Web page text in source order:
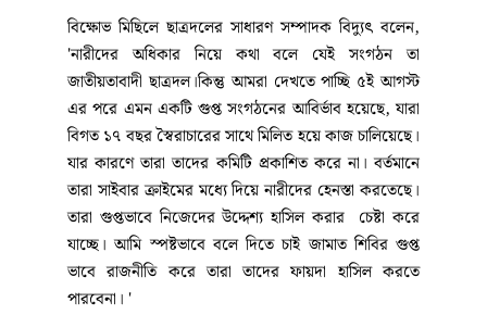
বিক্ষোভ মিছিলে ছাত্রদলের সাধারণ সম্পাদক বিদ্যুৎ বলেন,
'নারীদের অধিকার নিয়ে কথা বলে যেই সংগঠন তা
জাতীয়তাবাদী ছাত্রদল।কিন্তু আমরা দেখতে পাচ্ছি ৫ই আগস্ট
এর পরে এমন একটি গুপ্ত সংগঠনের আবির্ভাব হয়েছে, যারা
বিগত ১৭ বছর স্বৈরাচারের সাথে মিলিত হয়ে কাজ চালিয়েছে।
যার কারণে তারা তাদের কমিটি প্রকাশিত করে না। বর্তমানে
তারা সাইবার ক্রাইমের মধ্যে দিয়ে নারীদের হেনস্তা করতেছে।
তারা গুপ্তভাবে নিজেদের উদ্দেশ্য হাসিল করার চেষ্টা করে
যাচ্ছে। আমি স্পষ্টভাবে বলে দিতে চাই জামাত শিবির গুপ্ত
ভাবে রাজনীতি করে তারা তাদের ফায়দা হাসিল করতে
পারবেনা। '